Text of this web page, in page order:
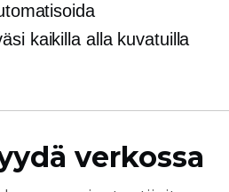
kaikilla alla kuvatuilla
verkossa